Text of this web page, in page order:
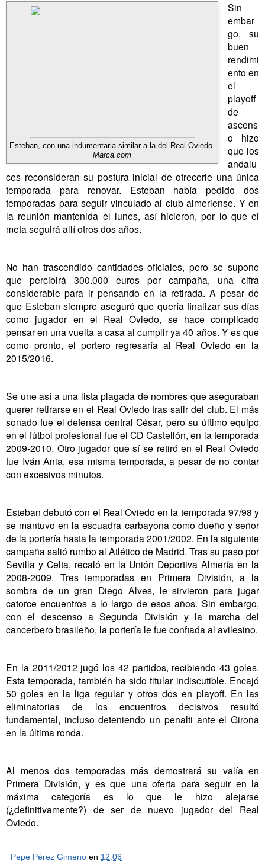
Esteban, con una indumentaria similar a la del Real Oviedo.
Marca.com
Sin
embar
go, su
buen
rendimi
ento en
el
playoff
de
ascens
o hizo
que los
andalu
ces reconsideran su postura inicial de ofrecerle una única
temporada para renovar. Esteban había pedido dos
temporadas para seguir vinculado al club almeriense. Y en
la reunión mantenida el lunes, así hicieron, por lo que el
meta seguirá allí otros dos años.
No han trascendido cantidades oficiales, pero se supone
que percibirá 300.000 euros por campaña, una cifra
considerable para ir pensando en la retirada. A pesar de
que Esteban siempre aseguró que quería finalizar sus días
como jugador en el Real Oviedo, se hace complicado
pensar en una vuelta a casa al cumplir ya 40 años. Y es que
como pronto, el portero regresaría al Real Oviedo en la
2015/2016.
Se une así a una lista plagada de nombres que aseguraban
querer retirarse en el Real Oviedo tras salir del club. El más
sonado fue el defensa central César, pero su último equipo
en el fútbol profesional fue el CD Castellón, en la temporada
2009-2010. Otro jugador que sí se retiró en el Real Oviedo
fue Iván Ania, esa misma temporada, a pesar de no contar
con excesivos minutos.
Esteban debutó con el Real Oviedo en la temporada 97/98 y
se mantuvo en la escuadra carbayona como dueño y señor
de la portería hasta la temporada 2001/2002. En la siguiente
campaña salió rumbo al Atlético de Madrid. Tras su paso por
Sevilla y Celta, recaló en la Unión Deportiva Almería en la
2008-2009. Tres temporadas en Primera División, a la
sombra de un gran Diego Alves, le sirvieron para jugar
catorce encuentros a lo largo de esos años. Sin embargo,
con el descenso a Segunda División y la marcha del
cancerbero brasileño, la portería le fue confiada al avilesino.
En la 2011/2012 jugó los 42 partidos, recibiendo 43 goles.
Esta temporada, también ha sido titular indiscutible. Encajó
50 goles en la liga regular y otros dos en playoff. En las
eliminatorias de los encuentros decisivos resultó
fundamental, incluso deteniendo un penalti ante el Girona
en la última ronda.
Al menos dos temporadas más demostrará su valía en
Primera División, y es que una oferta para seguir en la
máxima categoría es lo que le hizo alejarse
(¿definitivamente?) de ser de nuevo jugador del Real
Oviedo.
Pepe Pérez Gimeno en 12:06